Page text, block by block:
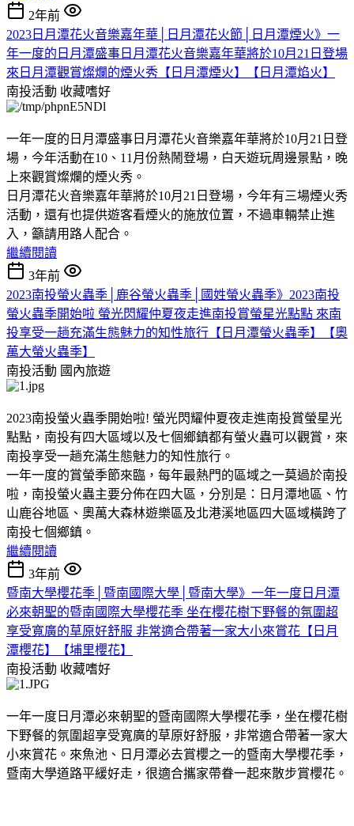
2年前
2023日月潭花火音樂嘉年華│日月潭花火節│日月潭煙火》一
年一度的日月潭盛事日月潭花火音樂嘉年華將於10月21日登場
來日月潭觀賞燦爛的煙火秀【日月潭煙火】【日月潭焰火】
南投活動 收藏嗜好
一年一度的日月潭盛事日月潭花火音樂嘉年華將於10月21日登
場，今年活動在10、11月份熱鬧登場，白天遊玩周邊景點，晚
上來觀賞燦爛的煙火秀。
日月潭花火音樂嘉年華將於10月21日登場，今年有三場煙火秀
活動，還有也提供遊客看煙火的施放位置，不過車輛禁止進
入，籲請用路人配合。
繼續閱讀
3年前
2023南投螢火蟲季│鹿谷螢火蟲季│國姓螢火蟲季》2023南投
螢火蟲季開始啦 螢光閃耀仲夏夜走進南投賞螢星光點點 來南
投享受一趟充滿生態魅力的知性旅行【日月潭螢火蟲季】【奧
萬大螢火蟲季】
南投活動 國內旅遊
2023南投螢火蟲季開始啦! 螢光閃耀仲夏夜走進南投賞螢星光
點點，南投有四大區域以及七個鄉鎮都有螢火蟲可以觀賞，來
南投享受一趟充滿生態魅力的知性旅行。
一年一度的賞螢季節來臨，每年最熱門的區域之一莫過於南投
啦，南投螢火蟲主要分佈在四大區，分別是：日月潭地區、竹
山鹿谷地區、奧萬大森林遊樂區及北港溪地區四大區域橫跨了
南投七個鄉鎮。
繼續閱讀
3年前
暨南大學櫻花季│暨南國際大學│暨南大學》一年一度日月潭
必來朝聖的暨南國際大學櫻花季 坐在櫻花樹下野餐的氛圍超
享受寬廣的草原好舒服 非常適合帶著一家大小來賞花【日月
潭櫻花】【埔里櫻花】
南投活動 收藏嗜好
一年一度日月潭必來朝聖的暨南國際大學櫻花季，坐在櫻花樹
下野餐的氛圍超享受寬廣的草原好舒服，非常適合帶著一家大
小來賞花。來魚池、日月潭必去賞櫻之一的暨南大學櫻花季，
暨南大學道路平緩好走，很適合攜家帶眷一起來散步賞櫻花。